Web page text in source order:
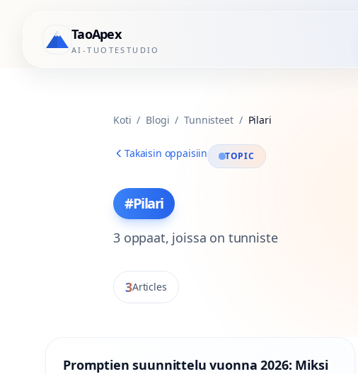
TaoApex
AI-TUOTESTUDIO
Koti / Blogi / Tunnisteet / Pilari
Takaisin oppaisiin TOPIC
#Pilari
3 oppaat, joissa on tunniste
3Articles
Promptien suunnittelu vuonna 2026: Miksi